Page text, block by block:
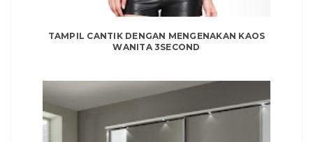
TAMPIL CANTIK DENGAN MENGENAKAN KAOS
WANITA 3SECOND